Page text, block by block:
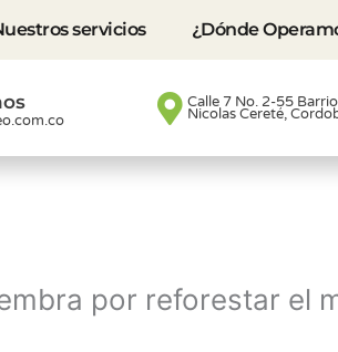
servicios ¿Dónde
Calle 7 No. 2-55
Nicolas Cereté,
por reforestar el